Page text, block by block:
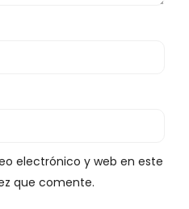
electrónico y web en este
que comente.